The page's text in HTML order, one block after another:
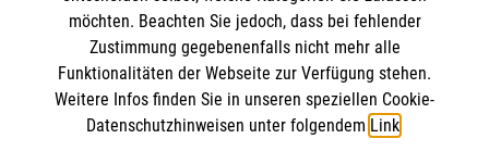
Menschen mit Demenz verstehen
und begleiten
möchten. Beachten Sie jedoch, dass bei fehlender
Zustimmung gegebenenfalls nicht mehr alle
Funktionalitäten der Webseite zur Verfügung stehen.
Weitere Infos finden Sie in unseren speziellen Cookie-
Datenschutzhinweisen unter folgendem Link.